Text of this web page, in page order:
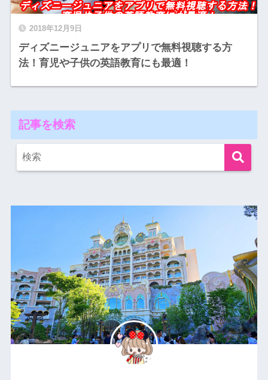
2018年12月9日
ディズニージュニアをアプリで無料視聴する方
法！育児や子供の英語教育にも最適！
記事を検索